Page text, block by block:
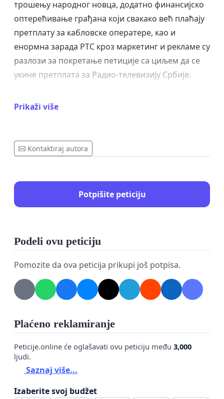
трошењу народног новца, додатно финансијско
оптерећивање грађана који свакако већ плаћају
претплату за кабловске оператере, као и
енормна зарада РТС кроз маркетинг и рекламе су
разлози за покретање петиције са циљем да се
укине претплата за Радио-телевизију Србије.
сматра да има право да буде Приватан сервис у
богаћење појединаца, сходно томе Ваше је
право да не плаћате таксу!
подрже петицију “СТОП за ПРЕТПЛАТУ РТС!“
Prikaži više
Kontaktiraj autora
Potpišite peticiju
Podeli ovu peticiju
Pomozite da ova peticija prikupi još potpisa.
Plaćeno reklamiranje
Peticije.online će oglašavati ovu peticiju među 3,000
ljudi.
Saznaj više...
Izaberite svoj budžet